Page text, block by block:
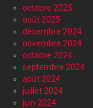
octobre 2025
août 2025
décembre 2024
novembre 2024
octobre 2024
septembre 2024
août 2024
juillet 2024
juin 2024